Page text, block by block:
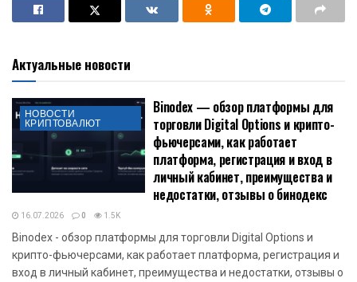
Актуальные новости
НОВОСТИ
КРИПТОВАЛЮТ
Binodex — обзор платформы для
торговли Digital Options и крипто-
фьючерсами, как работает
платформа, регистрация и вход в
личный кабинет, преимущества и
недостатки, отзывы о бинодекс
16.07.2026 0 1.5K
Binodex - обзор платформы для торговли Digital Options и
крипто-фьючерсами, как работает платформа, регистрация и
вход в личный кабинет, преимущества и недостатки, отзывы о